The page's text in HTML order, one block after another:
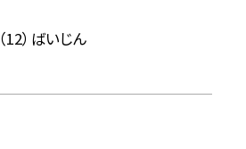
（12）ばいじん